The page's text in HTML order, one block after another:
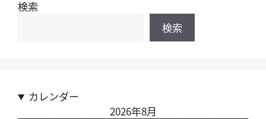
検索
検索
カレンダー
2026年8月